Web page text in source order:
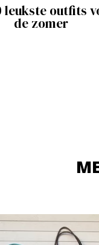
leukste outfits
de zomer